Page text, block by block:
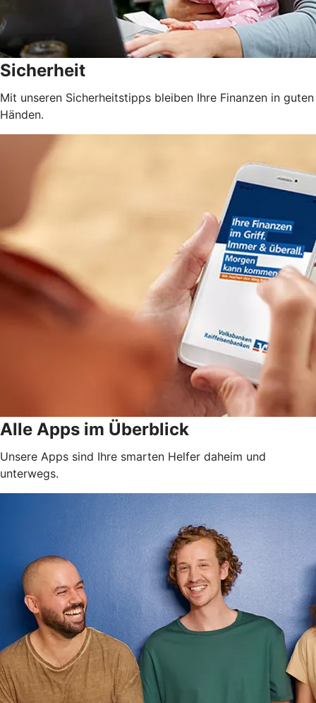
Sicherheit
Mit unseren Sicherheitstipps bleiben Ihre Finanzen in guten
Händen.
Alle Apps im Überblick
Unsere Apps sind Ihre smarten Helfer daheim und
unterwegs.